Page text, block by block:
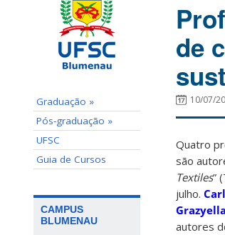
Graduação »
Pós-graduação »
UFSC
Guia de Cursos
CAMPUS
BLUMENAU
de
10/07/
Quatro
são
Textiles”
julho.
autores